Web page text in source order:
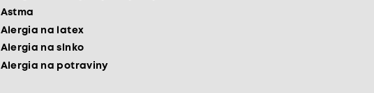
Astma
Alergia na latex
Alergia na slnko
Alergia na potraviny